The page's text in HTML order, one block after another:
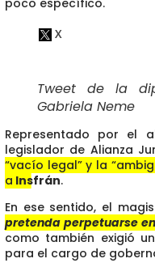
Tweet de la
Gabriela Neme
Representado por el
legislador de Alianza
“vacío legal” y la
a Insfrán.
En ese sentido, el
pretenda perpetuarse
como también exigió
para el cargo de